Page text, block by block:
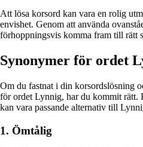
Att lösa korsord kan vara en rolig
envishet. Genom att använda
förhoppningsvis komma fram till
Synonymer för ordet
Om du fastnat i din korsordslösning
för ordet Lynnig, har du kommit rätt.
kan vara passande alternativ till
1. Ömtålig